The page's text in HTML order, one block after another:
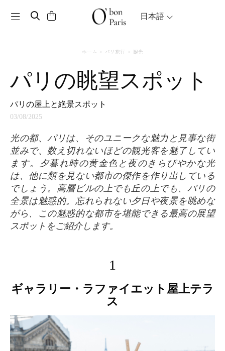
Toggle navigation 日本語
ホーム パリ旅行 観光
パリの眺望スポット
パリの屋上と絶景スポット
03/08/2025
光の都、パリは、そのユニークな魅力と見事な街
並みで、数え切れないほどの観光客を魅了してい
ます。夕暮れ時の黄金色と夜のきらびやかな光
は、他に類を見ない都市の傑作を作り出している
でしょう。高層ビルの上でも丘の上でも、パリの
全景は魅惑的。忘れられない夕日や夜景を眺めな
がら、この魅惑的な都市を堪能できる最高の展望
スポットをご紹介します。
1
ギャラリー・ラファイエット屋上テラ
ス